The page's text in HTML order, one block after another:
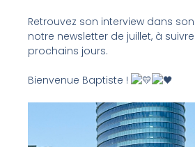
Retrouvez son interview dans
notre newsletter de juillet, à
prochains jours.
Bienvenue Baptiste !